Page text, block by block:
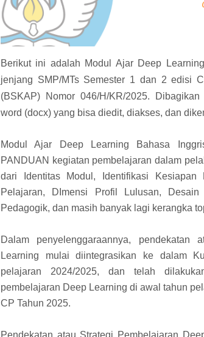
Berikut ini adalah Modul Ajar Deep
jenjang SMP/MTs Semester 1 dan 2 edisi
(BSKAP) Nomor 046/H/KR/2025.
word (docx) yang bisa diedit, diakses, dan
Modul Ajar Deep Learning Bahasa
PANDUAN kegiatan pembelajaran dalam
dari Identitas Modul, Identifikasi Kesiapan
Pelajaran, DImensi Profil Lulusan,
Pedagogik, dan masih banyak lagi kerangka
Dalam penyelenggaraannya, pendekatan
Learning mulai diintegrasikan ke dalam
pelajaran 2024/2025, dan telah
pembelajaran Deep Learning di awal tahun
CP Tahun 2025.